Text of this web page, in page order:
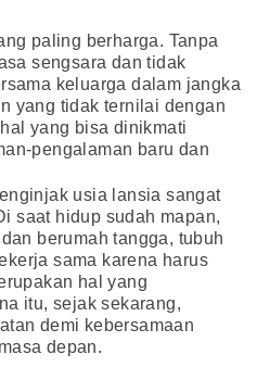
paling berharga. Tanpa
sengsara dan tidak
keluarga dalam jangka
yang tidak ternilai dengan
yang bisa dinikmati
pengalaman baru dan
usia lansia sangat
saat hidup sudah mapan,
berumah tangga, tubuh
sama karena harus
hal yang
itu, sejak sekarang,
demi kebersamaan
depan.